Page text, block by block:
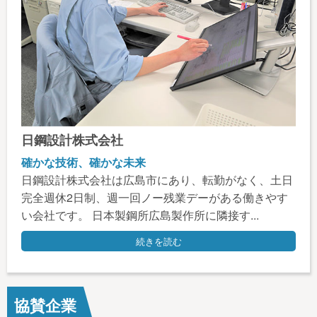
日鋼設計株式会社
確かな技術、確かな未来
日鋼設計株式会社は広島市にあり、転勤がなく、土日
完全週休2日制、週一回ノー残業デーがある働きやす
い会社です。 日本製鋼所広島製作所に隣接す...
続きを読む
協賛企業